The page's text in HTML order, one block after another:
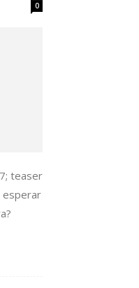
0
teaser
esperar